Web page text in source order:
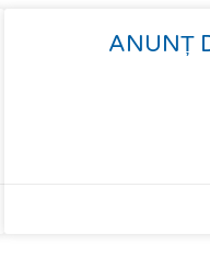
ANUNȚ